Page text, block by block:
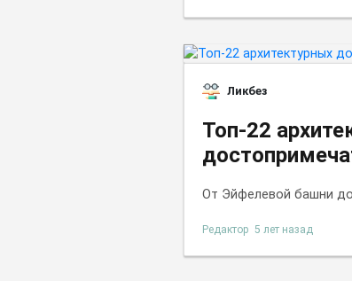
Ликбез
Топ-22
От Эйфелевой башни
Редактор 5 лет назад